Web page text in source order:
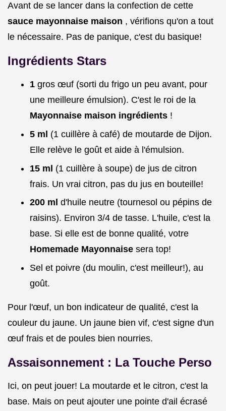
Avant de se lancer dans la confection de cette
sauce mayonnaise maison , vérifions qu'on a tout
le nécessaire. Pas de panique, c'est du basique!
Ingrédients Stars
1 gros œuf (sorti du frigo un peu avant, pour
une meilleure émulsion). C'est le roi de la
Mayonnaise maison ingrédients !
5 ml (1 cuillère à café) de moutarde de Dijon.
Elle relève le goût et aide à l'émulsion.
15 ml (1 cuillère à soupe) de jus de citron
frais. Un vrai citron, pas du jus en bouteille!
200 ml d'huile neutre (tournesol ou pépins de
raisins). Environ 3/4 de tasse. L'huile, c'est la
base. Si elle est de bonne qualité, votre
Homemade Mayonnaise sera top!
Sel et poivre (du moulin, c'est meilleur!), au
goût.
Pour l'œuf, un bon indicateur de qualité, c'est la
couleur du jaune. Un jaune bien vif, c'est signe d'un
œuf frais et de poules bien nourries.
Assaisonnement : La Touche Perso
Ici, on peut jouer! La moutarde et le citron, c'est la
base. Mais on peut ajouter une pointe d'ail écrasé